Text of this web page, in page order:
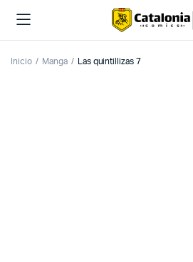
Inicio Manga Las quintillizas 7